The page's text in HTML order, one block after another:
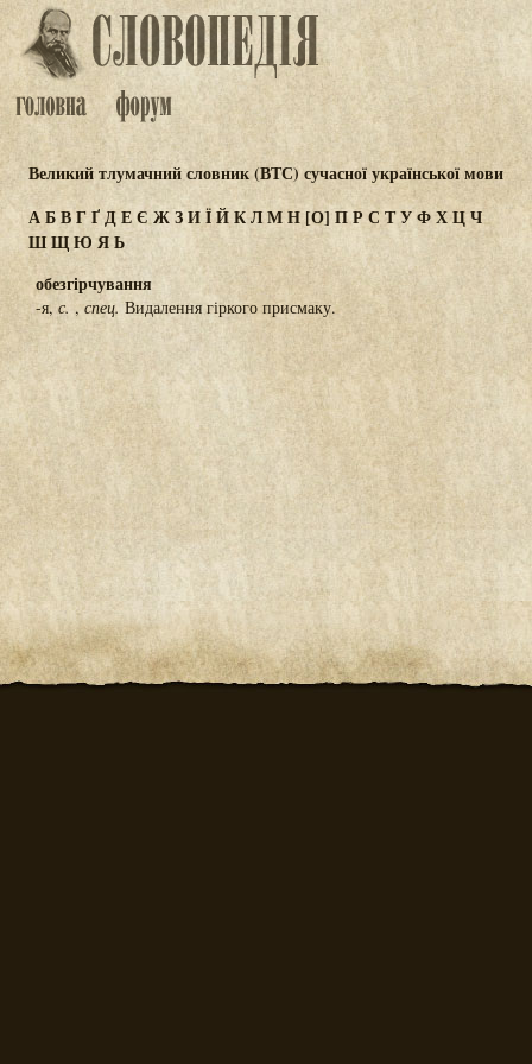
Великий тлумачний словник (ВТС) сучасної української мови
АБВГҐДЕЄ ЖЗИЇЙКЛМН[О] ПР СТУФХЦЧ
ШЩЮЯЬ
обезгірчування
-я, с. ,спец. Видалення гіркого присмаку.